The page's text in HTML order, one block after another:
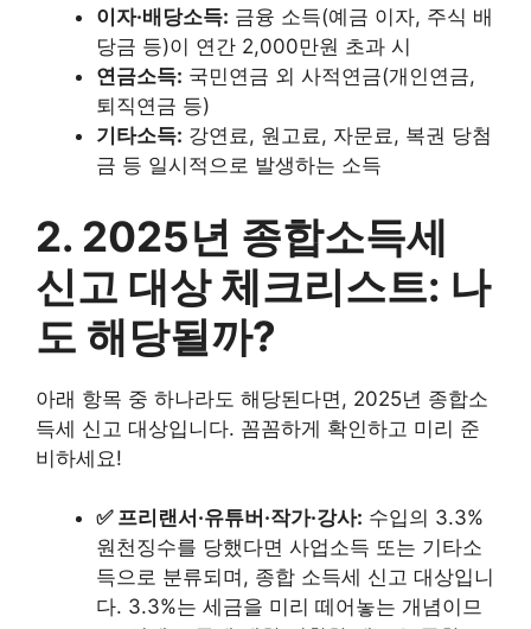
이자·배당소득: 금융 소득(예금 이자, 주식 배
당금 등)이 연간 2,000만원 초과 시
연금소득: 국민연금 외 사적연금(개인연금,
퇴직연금 등)
기타소득: 강연료, 원고료, 자문료, 복권 당첨
금 등 일시적으로 발생하는 소득
2. 2025년 종합소득세
신고 대상 체크리스트: 나
도 해당될까?
아래 항목 중 하나라도 해당된다면, 2025년 종합소
득세 신고 대상입니다. 꼼꼼하게 확인하고 미리 준
비하세요!
✅ 프리랜서·유튜버·작가·강사: 수입의 3.3%
원천징수를 당했다면 사업소득 또는 기타소
득으로 분류되며, 종합 소득세 신고 대상입니
다. 3.3%는 세금을 미리 떼어놓는 개념이므